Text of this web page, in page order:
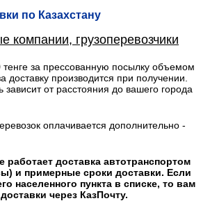
по Казахстану
компании, грузоперевозчики
за прессованную посылку объемом
доставку производится при получении.
зависит от расстояния до вашего города
оплачивается дополнительно -
работает доставка автотранспортом
и примерные сроки доставки. Если
населенного пункта в списке, то вам
через КазПочту.